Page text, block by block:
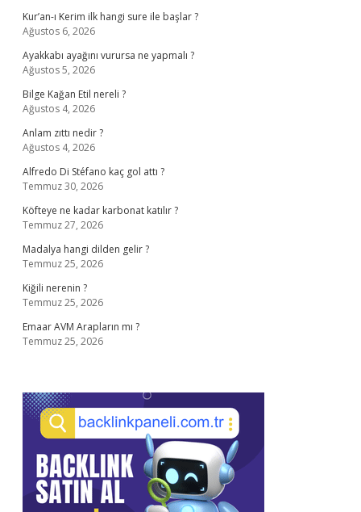
Kur’an-ı Kerim ilk hangi sure ile başlar ?
Ağustos 6, 2026
Ayakkabı ayağını vurursa ne yapmalı ?
Ağustos 5, 2026
Bilge Kağan Etil nereli ?
Ağustos 4, 2026
Anlam zıttı nedir ?
Ağustos 4, 2026
Alfredo Di Stéfano kaç gol attı ?
Temmuz 30, 2026
Köfteye ne kadar karbonat katılır ?
Temmuz 27, 2026
Madalya hangi dilden gelir ?
Temmuz 25, 2026
Kiğili nerenin ?
Temmuz 25, 2026
Emaar AVM Arapların mı ?
Temmuz 25, 2026